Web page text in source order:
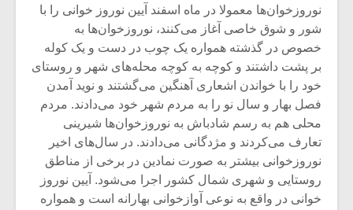
نوروزخوان‌ها معمولا در ماه اسفند آیین نوروز خوانی را با
شور و شوق خاصی آغاز می‌کنند، نوروزخوان‌ها به
خصوص در گذشته همواره یک چوب در دست و یک کوله
بر پشت داشتند و کوچه به کوچه محله‌های شهر و روستای
خود را با خواندن اشعاری آهنگین می‌گشتند و نوید آمدن
فصل بهار و سال نو را به مردم شهر خود می‌دادند. مردم
محلی هم به رسم شادباش به نوروزخوان‌ها شیرینی
تعارف می‌کردند و مژدگانی می‌دادند. در سال‌های اخیر
نوروزخوانی بیشتر به صورت نمادین در برخی از مناطق
روستایی و شهری شمال کشور اجرا می‌شود. آیین نوروز
خوانی در واقع به نوعی آوازخوانی بهارانه است و همواره